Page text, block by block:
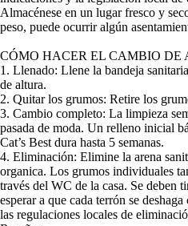
Almacénese en un lugar fresco y
peso, puede ocurrir algún
CÓMO HACER EL CAMBIO DE
1. Llenado: Llene la bandeja
de altura.
2. Quitar los grumos: Retire los
3. Cambio completo: La limpieza
pasada de moda. Un relleno inicial
Cat’s Best dura hasta 5 semanas.
4. Eliminación: Elimine la arena
organica. Los grumos individuales
través del WC de la casa. Se deben
esperar a que cada terrón se
las regulaciones locales de